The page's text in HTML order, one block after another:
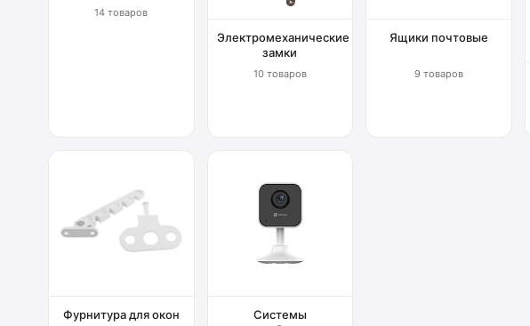
14 товаров
Электромеханические
замки
10 товаров
Ящики почтовые
9 товаров
Фурнитура для окон
Системы